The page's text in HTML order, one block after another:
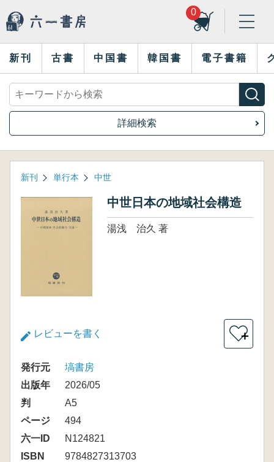
0
新刊 古書 中国書 韓国書 電子書籍
詳細検索
新刊 単行本 中世
中世日本の地域社会構造
湯浅 治久 著
レビューを書く ＋
発行元
塙書房
出版年
2026/05
判
A5
ページ
494
六一ID
N124821
ISBN
9784827313703